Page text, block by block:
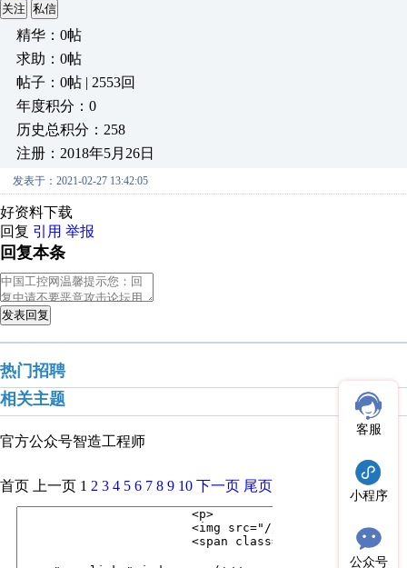
关注 私信
精华：0帖
求助：0帖
帖子：0帖 | 2553回
年度积分：0
历史总积分：258
注册：2018年5月26日
发表于：2021-02-27 13:42:05
好资料下载
回复 引用 举报
回复本条
发表回复
热门招聘
相关主题
官方公众号智造工程师
客服
小程序
公众号
首页 上一页 1 2 3 4 5 6 7 8 9 10 下一页 尾页